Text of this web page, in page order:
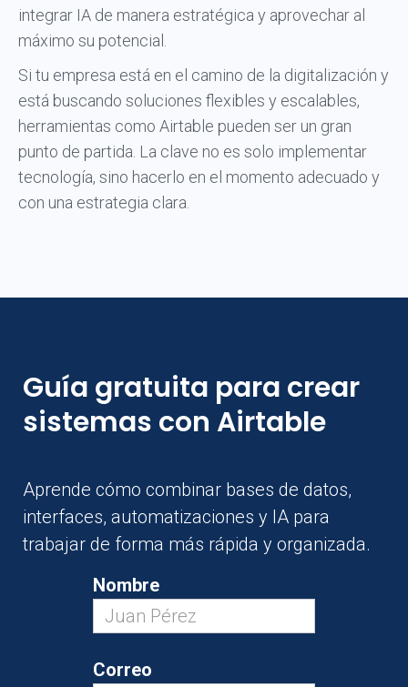
integrar IA de manera estratégica y aprovechar al
máximo su potencial.
Si tu empresa está en el camino de la digitalización y
está buscando soluciones flexibles y escalables,
herramientas como Airtable pueden ser un gran
punto de partida. La clave no es solo implementar
tecnología, sino hacerlo en el momento adecuado y
con una estrategia clara.
Guía gratuita para crear
sistemas con Airtable
Aprende cómo combinar bases de datos,
interfaces, automatizaciones y IA para
trabajar de forma más rápida y organizada.
Nombre
Correo